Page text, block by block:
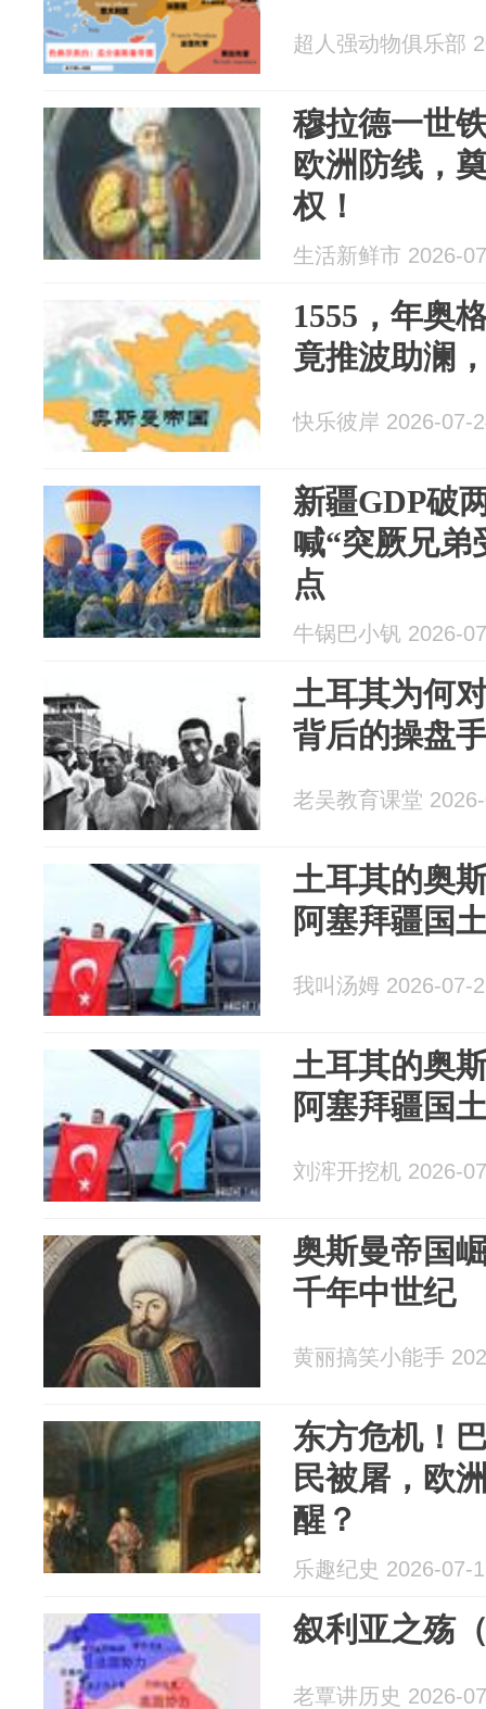
超人强动物俱乐部
穆拉德一世
欧洲防线，
权！
生活新鲜市 2026-
1555，年奥
竟推波助澜
快乐彼岸 2026-07-
新疆GDP破
喊“突厥兄弟
点
牛锅巴小钒 2026-
土耳其为何
背后的操盘
老吴教育课堂
土耳其的奥
阿塞拜疆国
我叫汤姆 2026-07-
土耳其的奥
阿塞拜疆国
刘浶开挖机 2026-
奥斯曼帝国
千年中世纪
黄丽搞笑小能手
东方危机！
民被屠，欧
醒？
乐趣纪史 2026-07-
叙利亚之殇
老覃讲历史 2026-